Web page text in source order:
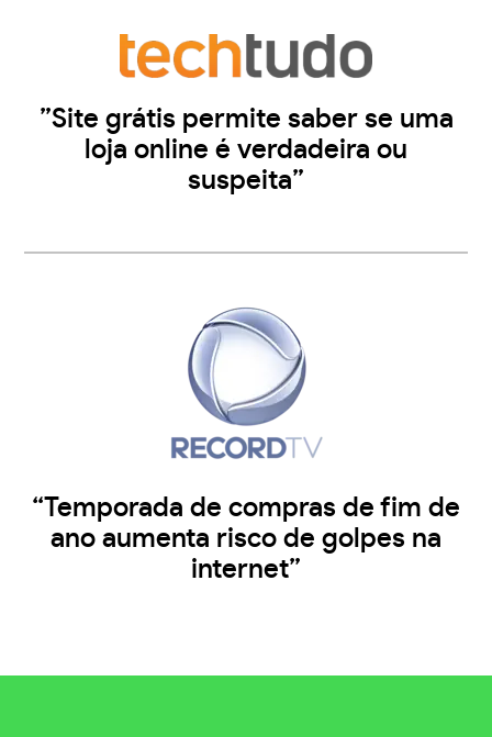
”Site grátis permite saber se uma
loja online é verdadeira ou
suspeita”
“Temporada de compras de fim de
ano aumenta risco de golpes na
internet”